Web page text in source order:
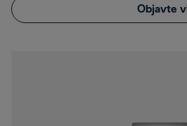
Objavte